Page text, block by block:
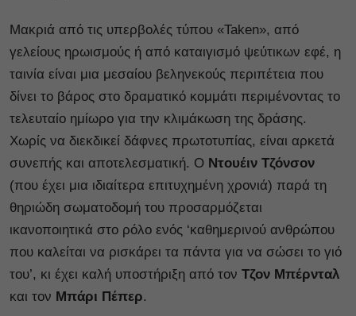
Μακριά από τις υπερβολές τύπου «Taken», από
γελείους ηρωισμούς ή από καταιγισμό ψεύτικων εφέ, η
ταινία είναι μια μεσαίου βεληνεκούς περιπέτεια που
δίνει το βάρος στο δραματικό κομμάτι περιμένοντας το
τελευταίο ημίωρο για την κλιμάκωση της δράσης.
Χωρίς να διεκδικεί δάφνες πρωτοτυπίας, είναι αρκετά
συνεπής και αποτελεσματική. Ο Ντουέιν Τζόνσον
(που έχει μια ιδιαίτερα επιτυχημένη χρονιά) παρά τη
θηριώδη σωματοδομή του προσαρμόζεται
ικανοποιητικά στο ρόλο ενός ‘καθημερινού ανθρώπου
που καλείται να ρισκάρει τα πάντα για να σώσει το γιό
του’, κι έχει καλή υποστήριξη από τον Τζον Μπέρνταλ
και τον Μπάρι Πέπερ.